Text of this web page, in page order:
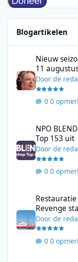
Blogartikelen
Nieuw
11
Doorde
0
NPO
Top 153 uit
Doorde
0
Restauratie
Revenge
Doorde
0